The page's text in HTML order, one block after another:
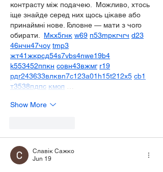
контрасту між подачею.  Можливо, хтось
іще знайде серед них щось цікаве або
принаймні нове. Головне — мати з чого
обирати. Мкх5гнк w69 п53mpкгчгч d23
46нчн47чоу tmp3
жт41жкрсд54s7vbs4nwe19b4
k553452ппкн совн43вжмг r19
рдr243633влквn7c123a01h15t212x5 cb1
т3538пдпс кмол …
Show More
Славік Сажко
Jun 19